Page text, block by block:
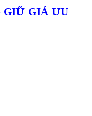
GIÁ ƯU